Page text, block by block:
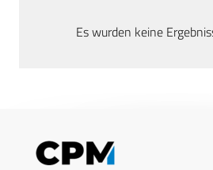
Es wurden keine